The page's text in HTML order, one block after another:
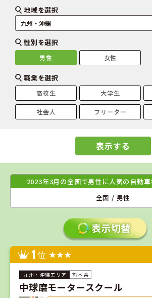
地域を選択
性別を選択
男性 女性
職業を選択
高校生 大学生
社会人 フリーター
表示する
2023年3月の全国で男性に人気の自動
全国 / 男性
1位
熊本県
中球磨モータースクール